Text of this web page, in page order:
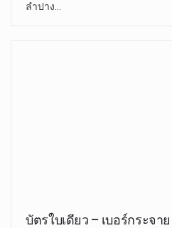
ลำปาง…
บัตรใบเดียว – เบอร์กระจาย